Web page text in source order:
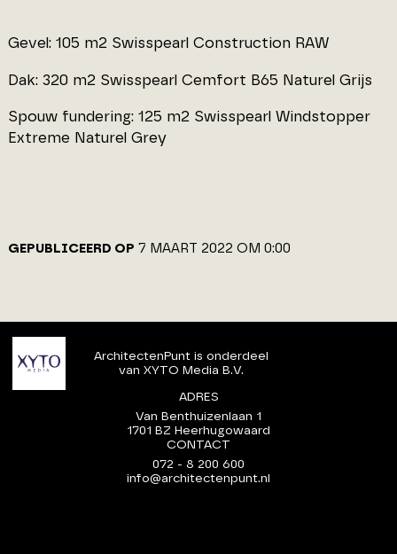
Gevel: 105 m2 Swisspearl Construction RAW
Dak: 320 m2 Swisspearl Cemfort B65 Naturel Grijs
Spouw fundering: 125 m2 Swisspearl Windstopper
Extreme Naturel Grey
GEPUBLICEERD OP 7 MAART 2022 OM 0:00
ArchitectenPunt is onderdeel
van XYTO Media B.V.
ADRES
Van Benthuizenlaan 1
1701 BZ Heerhugowaard
CONTACT
072 - 8 200 600
info@architectenpunt.nl